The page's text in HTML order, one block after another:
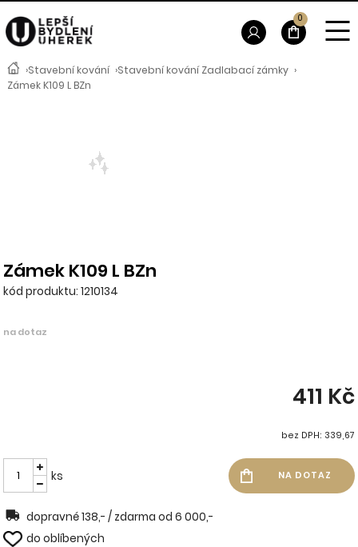
›Stavební kování ›Stavební kování Zadlabací zámky ›
Zámek K109 L BZn
Zámek K109 L BZn
kód produktu: 1210134
na dotaz
411 Kč
bez DPH: 339,67
ks
dopravné 138,- / zdarma od 6 000,-
do oblíbených
0